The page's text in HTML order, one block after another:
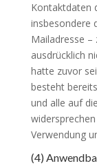
Kontaktdaten
insbesondere
Mailadresse –
ausdrücklich
hatte zuvor
besteht
und alle auf
Verwendung
(4)